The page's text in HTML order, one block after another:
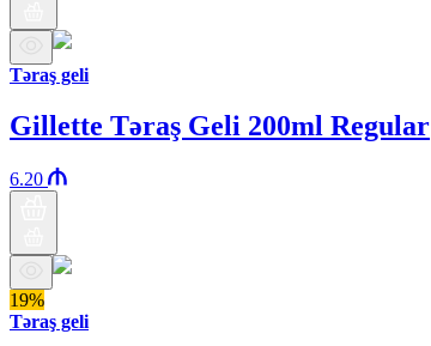
Təraş geli
Gillette Təraş Geli 200ml Regular
6.20
19%
Təraş geli